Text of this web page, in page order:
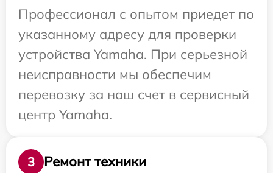
Профессионал с опытом приедет по
указанному адресу для проверки
устройства Yamaha. При серьезной
неисправности мы обеспечим
перевозку за наш счет в сервисный
центр Yamaha.
3
Ремонт техники